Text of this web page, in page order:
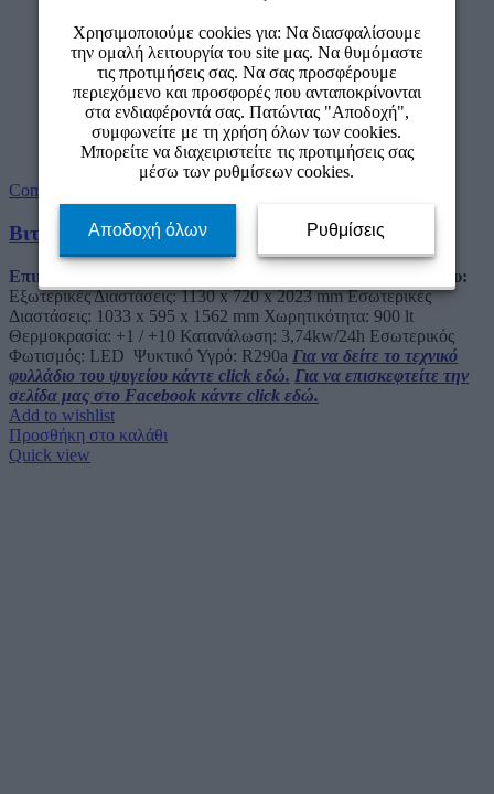
Χρησιμοποιούμε cookies για: Να διασφαλίσουμε
την ομαλή λειτουργία του site μας. Να θυμόμαστε
τις προτιμήσεις σας. Να σας προσφέρουμε
περιεχόμενο και προσφορές που ανταποκρίνονται
στα ενδιαφέροντά σας. Πατώντας "Αποδοχή",
συμφωνείτε με τη χρήση όλων των cookies.
Μπορείτε να διαχειριστείτε τις προτιμήσεις σας
μέσω των ρυθμίσεων cookies.
Αποδοχή όλων Ρυθμίσεις
Compare
Βιτρίνα Συντήρησης SD 1002 W
Επικοινωνήστε μαζί μας για τιμή.
Χαρακτηριστικά Ψυγείου:
Εξωτερικές Διαστάσεις: 1130 x 720 x 2023 mm Εσωτερικές
Διαστάσεις: 1033 x 595 x 1562 mm Χωρητικότητα: 900 lt
Θερμοκρασία: +1 / +10 Κατανάλωση: 3,74kw/24h Εσωτερικός
Φωτισμός: LED Ψυκτικό Υγρό: R290a Για να δείτε το τεχνικό
φυλλάδιο του ψυγείου κάντε click εδώ. Για να επισκεφτείτε την
σελίδα μας στο Facebook κάντε click εδώ.
Add to wishlist
Προσθήκη στο καλάθι
Quick view